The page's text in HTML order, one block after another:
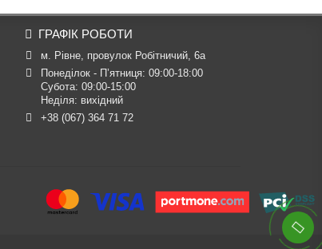
ГРАФІК РОБОТИ
м. Рівне, провулок Робітничий, 6а
Понеділок - П’ятниця: 09:00-18:00
Субота: 09:00-15:00
Неділя: вихідний
+38 (067) 364 71 72